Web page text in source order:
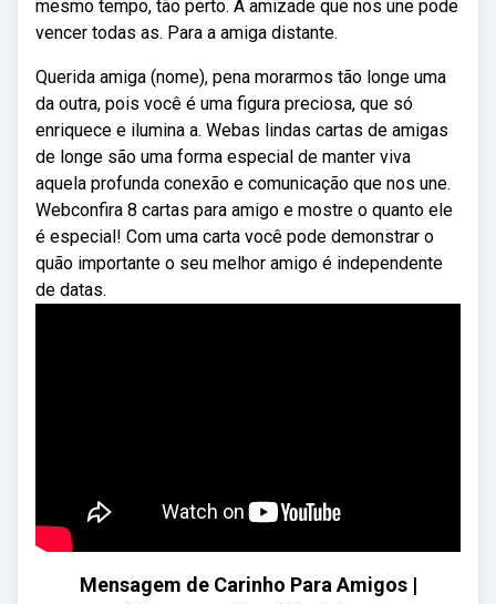
mesmo tempo, tão perto. A amizade que nos une pode
vencer todas as. Para a amiga distante.
Querida amiga (nome), pena morarmos tão longe uma
da outra, pois você é uma figura preciosa, que só
enriquece e ilumina a. Webas lindas cartas de amigas
de longe são uma forma especial de manter viva
aquela profunda conexão e comunicação que nos une.
Webconfira 8 cartas para amigo e mostre o quanto ele
é especial! Com uma carta você pode demonstrar o
quão importante o seu melhor amigo é independente
de datas.
Mensagem de Carinho Para Amigos |